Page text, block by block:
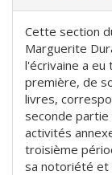
Cette section
Marguerite
l'écrivaine a eu
première, de
livres,
seconde
activités
troisième
sa notoriété et